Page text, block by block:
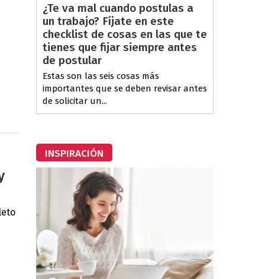
¿Te va mal cuando postulas a
un trabajo? Fíjate en este
checklist de cosas en las que te
tienes que fijar siempre antes
de postular
Estas son las seis cosas más
importantes que se deben revisar antes
de solicitar un...
INSPIRACIÓN